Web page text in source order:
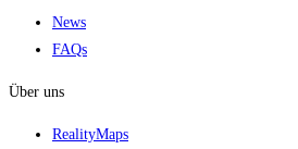
News
FAQs
Über uns
RealityMaps